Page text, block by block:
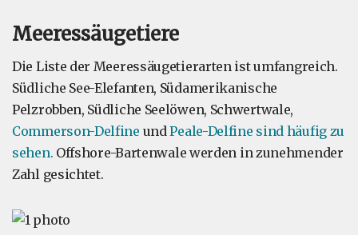
Meeressäugetiere
Die Liste der Meeressäugetierarten ist umfangreich.
Südliche See-Elefanten, Südamerikanische
Pelzrobben, Südliche Seelöwen, Schwertwale,
Commerson-Delfine undPeale-Delfine sind häufig zu
sehen. Offshore-Bartenwale werden in zunehmender
Zahl gesichtet.